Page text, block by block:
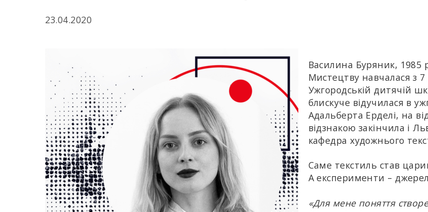
23.04.2020
Василина Буряник, 1985
Мистецтву навчалася з
Ужгородській дитячій
блискуче відучилася в
Адальберта Ерделі, на
відзнакою закінчила і
кафедра художнього
Саме текстиль став
А експерименти –
«Для мене поняття